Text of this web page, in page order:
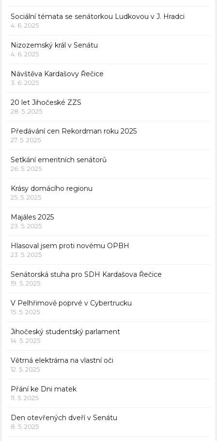
Sociální témata se senátorkou Ludkovou v J. Hradci
4. 6. 2025
Nizozemský král v Senátu
4. 6. 2025
Návštěva Kardašovy Řečice
3. 6. 2025
20 let Jihočeské ZZS
28. 5. 2025
Předávání cen Rekordman roku 2025
27. 5. 2025
Setkání emeritních senátorů
26. 5. 2025
Krásy domácího regionu
25. 5. 2025
Majáles 2025
23. 5. 2025
Hlasoval jsem proti novému OPBH
23. 5. 2025
Senátorská stuha pro SDH Kardašova Řečice
19. 5. 2025
V Pelhřimově poprvé v Cybertrucku
15. 5. 2025
Jihočeský studentský parlament
14. 5. 2025
Větrná elektrárna na vlastní oči
12. 5. 2025
Přání ke Dni matek
11. 5. 2025
Den otevřených dveří v Senátu
8. 5. 2025